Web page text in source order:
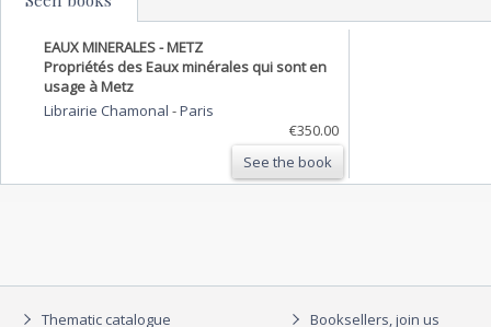
EAUX MINERALES - METZ
Propriétés des Eaux minérales qui sont en
usage à Metz
Librairie Chamonal -Paris
€350.00
See the book
Thematic catalogue
Booksellers, join us